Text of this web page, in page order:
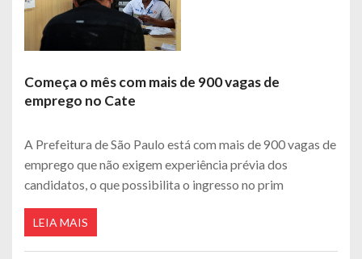
Começa o mês com mais de 900 vagas de
emprego no Cate
A Prefeitura de São Paulo está com mais de 900 vagas de
emprego que não exigem experiência prévia dos
candidatos, o que possibilita o ingresso no prim
LEIA MAIS